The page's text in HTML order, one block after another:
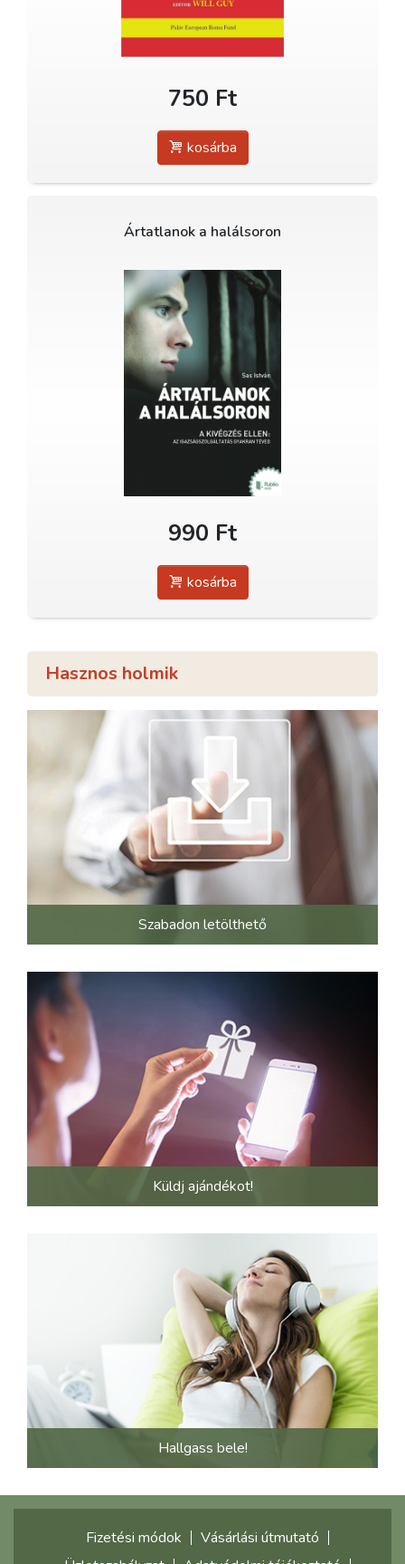
750 Ft
kosárba
Ártatlanok a halálsoron
990 Ft
kosárba
Hasznos holmik
Szabadon letölthető
Küldj ajándékot!
Hallgass bele!
Fizetési módok
Vásárlási útmutató